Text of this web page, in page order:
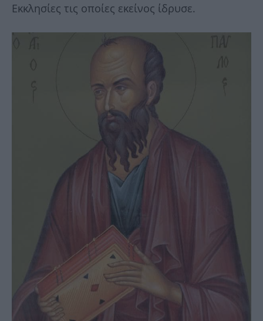
Εκκλησίες τις οποίες εκείνος ίδρυσε.